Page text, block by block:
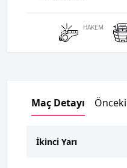
HAKEM
Maç Detayı
İkinci Yarı